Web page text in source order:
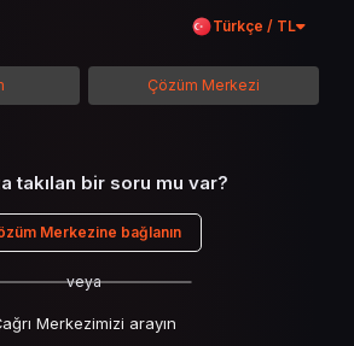
Call of Duty evreninin
ve steam hediye kartı
da bahsedilecektir.
Türkçe / TL
Çözüm Merkezi
takılan bir soru mu var?
Merkezine bağlanın
veya
Merkezimizi arayın